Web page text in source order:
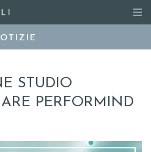
STUDIO
PERFORMIND